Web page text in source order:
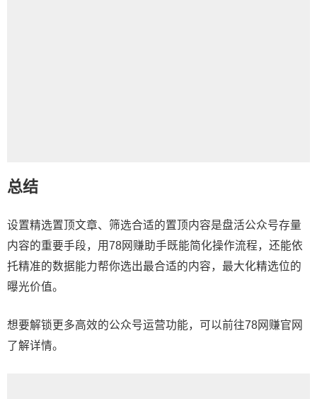
总结
设置精选置顶文章、筛选合适的置顶内容是盘活公众号存量
内容的重要手段，用78网赚助手既能简化操作流程，还能依
托精准的数据能力帮你选出最合适的内容，最大化精选位的
曝光价值。
想要解锁更多高效的公众号运营功能，可以前往78网赚官网
了解详情。